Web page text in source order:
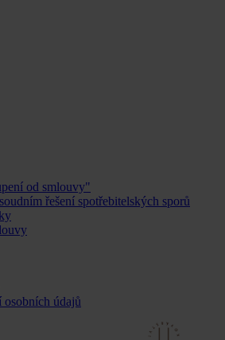
od smlouvy"
řešení spotřebitelských sporů
osobních údajů